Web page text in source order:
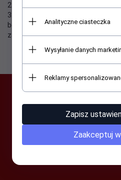
2. Ogranicz szukane słowa do
3. Podaj ogólną nazwę produktu,
będziesz mógł ograniczyć wyniki
zaawansowanych filtrów.
-- wpisz adres e-mail --
Analityczne ciasteczka
Wysyłanie danych
Reklamy
Zapisz
Zaakceptuj